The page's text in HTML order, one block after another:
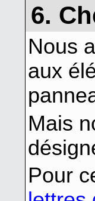
6.
Nous
aux
Mais
Pour